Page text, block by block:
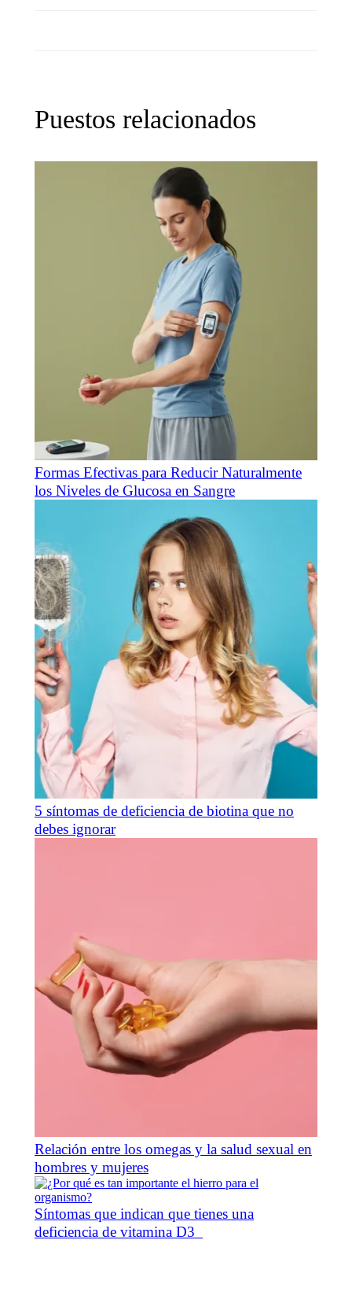
Puestos relacionados
Formas Efectivas para Reducir Naturalmente
los Niveles de Glucosa en Sangre
5 síntomas de deficiencia de biotina que no
debes ignorar
Relación entre los omegas y la salud sexual en
hombres y mujeres
Síntomas que indican que tienes una
deficiencia de vitamina D3